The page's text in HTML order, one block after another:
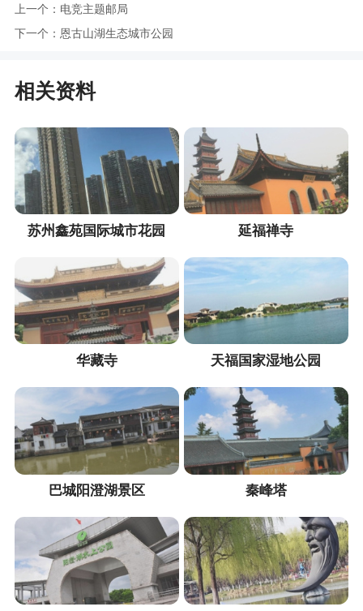
上一个： 电竞主题邮局
下一个： 恩古山湖生态城市公园
相关资料
苏州鑫苑国际城市花园 延福禅寺
华藏寺 天福国家湿地公园
巴城阳澄湖景区 秦峰塔